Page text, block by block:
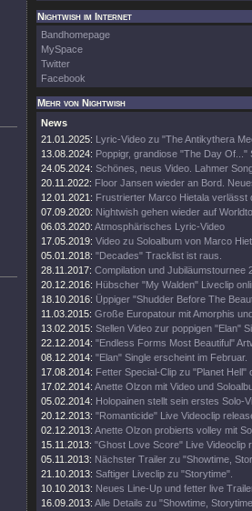
Nightwish im Internet
Bandhomepage
MySpace
Twitter
Facebook
Mehr von Nightwish
News
21.01.2025: Lyric-Video zu "The Antikythera
13.08.2024: Poppigr, grandiose "The Day Of..."
24.05.2024: Schönes, neus Video. Lahmer
20.11.2022: Floor Jansen wieder an Bord.
12.01.2021: Frustrierter Marco Hietala verlässt
07.09.2020: Nightwish gehen wieder auf
06.03.2020: Atmosphärisches Lyric-Video
17.05.2019: Video zu Soloalbum von Marco
05.01.2018: "Decades" Tracklist ist raus.
28.11.2017: Compilation und Jubiläumstournee
20.12.2016: Hübscher "My Walden" Liveclip
18.10.2016: Üppiger "Shudder Before The
11.03.2015: Große Europatour mit Amorphis
13.02.2015: Stellen Video zur poppigen "Elan"
22.12.2014: "Endless Forms Most Beautiful"
08.12.2014: "Elan" Single erscheint im Februar.
17.08.2014: Fetter Special-Clip zu "Planet Hell"
17.02.2014: Anette Olzon mit Video und
05.02.2014: Holopainen stellt sein erstes Solo-
20.12.2013: "Romanticide" Live Videoclip
02.12.2013: Anette Olzon probierts volley mit
15.11.2013: "Ghost Love Score" Live Videoclip
05.11.2013: Nächster Trailer zu "Showtime,
21.10.2013: Saftiger Liveclip zu "Storytime".
10.10.2013: Neues Line-Up und fetter live
16.09.2013: Alle Details zu "Showtime,